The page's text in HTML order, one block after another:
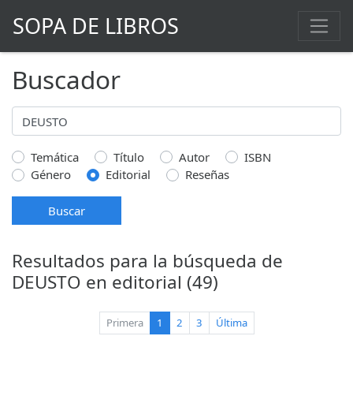
SOPA DE LIBROS
Buscador
Temática Título Autor
ISBN
Género
Editorial Reseñas
Buscar
Resultados para la búsqueda de
DEUSTO en editorial (49)
Primera 1 (current)
2 3 Última